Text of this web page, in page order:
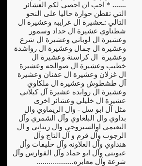
....... * احب ان احصي لكم العشائر
التي تقطن حوارة حاليا على النحو
التالي :ـعشيرة ال غرايبه وعشيرة ال
شطناوي عشيرة ال حداد وسمور
وعشيرة ال لوباني وعشيرة ال شرع
وعشيرة ال جمال وعشيرة ال رواشدة
وعشيرة ال كراسنة وعشيرة ال
خطيب وعشيرة ال صوالحه وعشيرة
ال غزلان وعشيرة ال عفنان وعشيرة
آل طشطوش وعشيرة ال ملكاوي
وعشيرة ال روابده عشيرة آل كيلاني
عشيرة ال خليلي وعشائر اخرى
مثل آل ابو سل - وال الريماوي وال
بداوي وال البلعاوي وآل الشمري وآل
النعيمي اوالسبروجي وال زيناتي و ال
الرجوب وآل قرم و آل التاج وآل
هنداوي وآل العلاونه وآل خليفات وأل
عبويني وآل ابو حماد وآل الفوارس وآل
شرعة وآل معابره...................